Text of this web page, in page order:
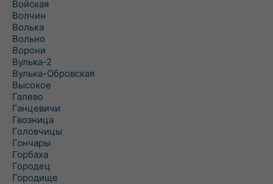
Войская
Волчин
Волька
Вольно
Ворони
Вулька-2
Вулька-Обровская
Высокое
Галево
Ганцевичи
Гвозница
Головчицы
Гончары
Горбаха
Городец
Городище